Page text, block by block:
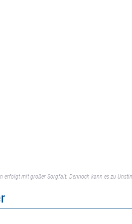
erfolgt mit großer Sorgfalt. Dennoch kann es zu